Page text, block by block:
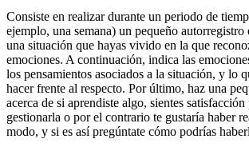
Consiste en realizar durante un periodo de
ejemplo, una semana) un pequeño autorregistro
una situación que hayas vivido en la que
emociones. A continuación, indica las
los pensamientos asociados a la situación, y lo
hacer frente al respecto. Por último, haz una
acerca de si aprendiste algo, sientes
gestionarla o por el contrario te gustaría haber
modo, y si es así pregúntate cómo podrías